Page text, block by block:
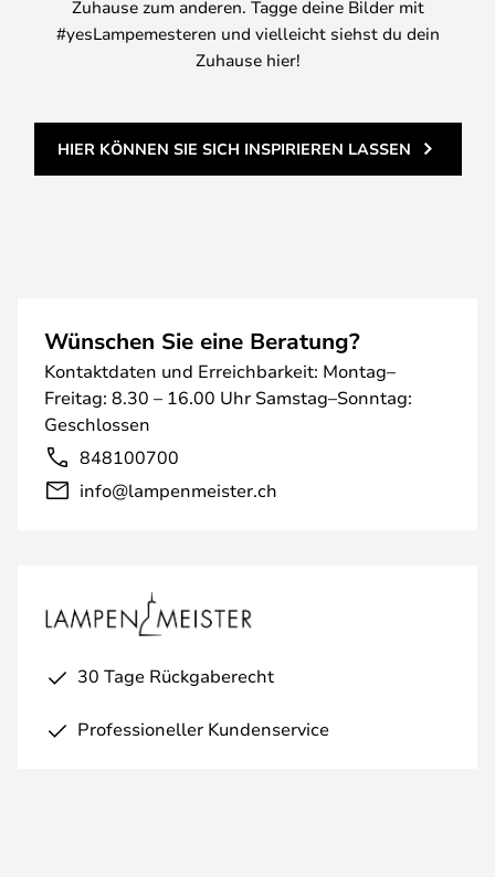
Zuhause zum anderen. Tagge deine Bilder mit
#yesLampemesteren und vielleicht siehst du dein
Zuhause hier!
HIER KÖNNEN SIE SICH INSPIRIEREN LASSEN
Wünschen Sie eine Beratung?
Kontaktdaten und Erreichbarkeit: Montag–
Freitag: 8.30 – 16.00 Uhr Samstag–Sonntag:
Geschlossen
848100700
info@lampenmeister.ch
30 Tage Rückgaberecht
Professioneller Kundenservice